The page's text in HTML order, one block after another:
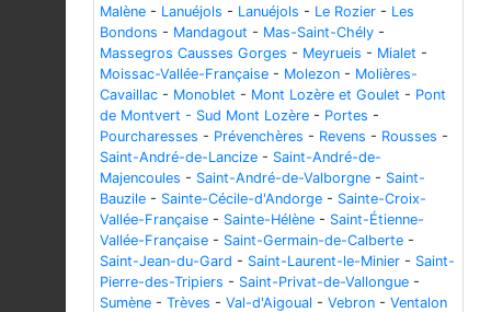
Malène - Lanuéjols - Lanuéjols - Le Rozier - Les
Bondons - Mandagout - Mas-Saint-Chély -
Massegros Causses Gorges - Meyrueis - Mialet -
Moissac-Vallée-Française - Molezon - Molières-
Cavaillac - Monoblet - Mont Lozère et Goulet - Pont
de Montvert - Sud Mont Lozère - Portes -
Pourcharesses - Prévenchères - Revens - Rousses -
Saint-André-de-Lancize - Saint-André-de-
Majencoules - Saint-André-de-Valborgne - Saint-
Bauzile - Sainte-Cécile-d'Andorge - Sainte-Croix-
Vallée-Française - Sainte-Hélène - Saint-Étienne-
Vallée-Française - Saint-Germain-de-Calberte -
Saint-Jean-du-Gard - Saint-Laurent-le-Minier - Saint-
Pierre-des-Tripiers - Saint-Privat-de-Vallongue -
Sumène - Trèves - Val-d'Aigoual - Vebron - Ventalon